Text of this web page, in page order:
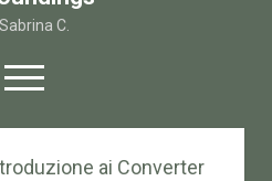
C.
open
menu
facebook
email-form
ai Converter